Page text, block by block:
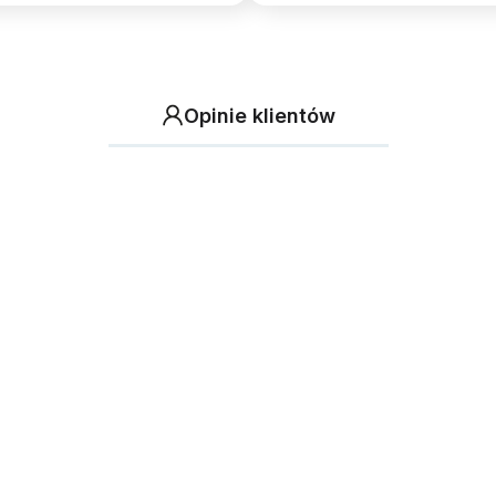
Opinie klientów